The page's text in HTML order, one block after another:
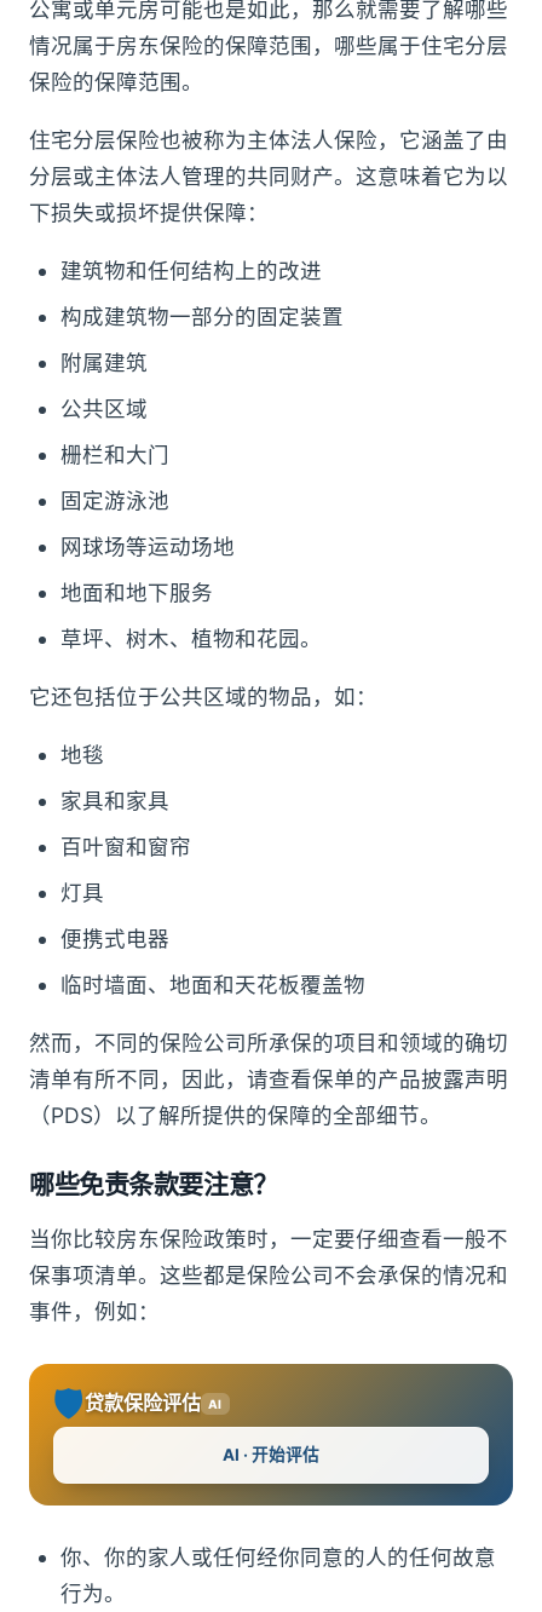
公寓或单元房可能也是如此，那么就需要了解哪些
情况属于房东保险的保障范围，哪些属于住宅分层
保险的保障范围。
住宅分层保险也被称为主体法人保险，它涵盖了由
分层或主体法人管理的共同财产。这意味着它为以
下损失或损坏提供保障：
建筑物和任何结构上的改进
构成建筑物一部分的固定装置
附属建筑
公共区域
栅栏和大门
固定游泳池
网球场等运动场地
地面和地下服务
草坪、树木、植物和花园。
它还包括位于公共区域的物品，如：
地毯
家具和家具
百叶窗和窗帘
灯具
便携式电器
临时墙面、地面和天花板覆盖物
然而，不同的保险公司所承保的项目和领域的确切
清单有所不同，因此，请查看保单的产品披露声明
（PDS）以了解所提供的保障的全部细节。
哪些免责条款要注意？
当你比较房东保险政策时，一定要仔细查看一般不
保事项清单。这些都是保险公司不会承保的情况和
事件，例如：
🛡️贷款保险评估 AI
AI · 开始评估
你、你的家人或任何经你同意的人的任何故意
行为。